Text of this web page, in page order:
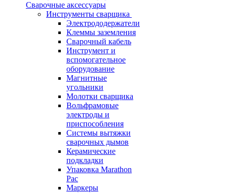
Сварочные аксессуары
Инструменты сварщика
Электрододержатели
Клеммы заземления
Сварочный кабель
Инструмент и
вспомогательное
оборудование
Магнитные
угольники
Молотки сварщика
Вольфрамовые
электроды и
приспособления
Системы вытяжки
сварочных дымов
Керамические
подкладки
Упаковка Marathon
Pac
Маркеры